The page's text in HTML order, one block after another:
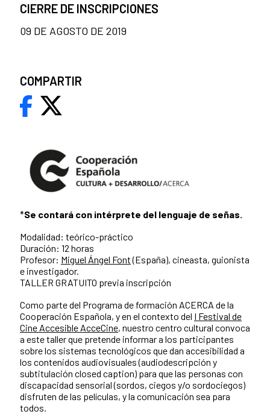
*Se contará con intérprete del lenguaje de señas.
Modalidad: teórico-práctico
Duración: 12 horas
Profesor: Miguel Ángel Font(España), cineasta, guionista
e investigador.
TALLER GRATUITO previa inscripción
Como parte del Programa de formación ACERCA de la
Cooperación Española, y en el contexto del I Festival de
Cine Accesible AcceCine, nuestro centro cultural convoca
a este taller que pretende informar a los participantes
sobre los sistemas tecnológicos que dan accesibilidad a
los contenidos audiovisuales (audiodescripción y
subtitulación closed caption) para que las personas con
discapacidad sensorial (sordos, ciegos y/o sordociegos)
disfruten de las películas, y la comunicación sea para
todos.
CIERRE DE INSCRIPCIONES
09 DE AGOSTO DE 2019
COMPARTIR